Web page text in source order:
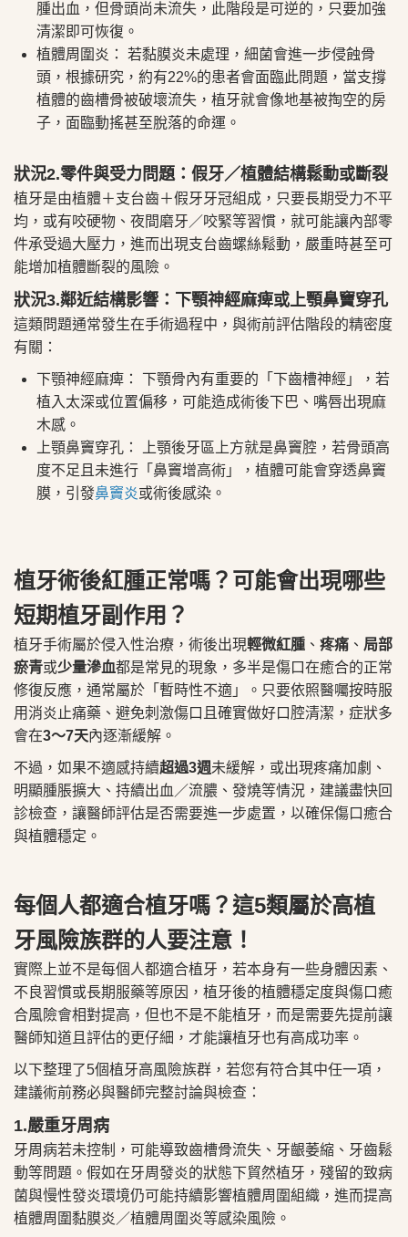
腫出血，但骨頭尚未流失，此階段是可逆的，只要加強
清潔即可恢復。
植體周圍炎： 若黏膜炎未處理，細菌會進一步侵蝕骨
頭，根據研究，約有22%的患者會面臨此問題，當支撐
植體的齒槽骨被破壞流失，植牙就會像地基被掏空的房
子，面臨動搖甚至脫落的命運。
狀況2.零件與受力問題：假牙／植體結構鬆動或斷裂
植牙是由植體＋支台齒＋假牙牙冠組成，只要長期受力不平
均，或有咬硬物、夜間磨牙／咬緊等習慣，就可能讓內部零
件承受過大壓力，進而出現支台齒螺絲鬆動，嚴重時甚至可
能增加植體斷裂的風險。
狀況3.鄰近結構影響：下顎神經麻痺或上顎鼻竇穿孔
這類問題通常發生在手術過程中，與術前評估階段的精密度
有關：
下顎神經麻痺： 下顎骨內有重要的「下齒槽神經」，若
植入太深或位置偏移，可能造成術後下巴、嘴唇出現麻
木感。
上顎鼻竇穿孔： 上顎後牙區上方就是鼻竇腔，若骨頭高
度不足且未進行「鼻竇增高術」，植體可能會穿透鼻竇
膜，引發鼻竇炎或術後感染。
植牙術後紅腫正常嗎？可能會出現哪些
短期植牙副作用？
植牙手術屬於侵入性治療，術後出現輕微紅腫 、 疼痛 、 局部
瘀青或少量滲血都是常見的現象，多半是傷口在癒合的正常
修復反應，通常屬於「暫時性不適」。只要依照醫囑按時服
用消炎止痛藥、避免刺激傷口且確實做好口腔清潔，症狀多
會在3～7天內逐漸緩解。
不過，如果不適感持續超過3週未緩解，或出現疼痛加劇、
明顯腫脹擴大、持續出血／流膿、發燒等情況，建議盡快回
診檢查，讓醫師評估是否需要進一步處置，以確保傷口癒合
與植體穩定。
每個人都適合植牙嗎？這5類屬於高植
牙風險族群的人要注意！
實際上並不是每個人都適合植牙，若本身有一些身體因素、
不良習慣或長期服藥等原因，植牙後的植體穩定度與傷口癒
合風險會相對提高，但也不是不能植牙，而是需要先提前讓
醫師知道且評估的更仔細，才能讓植牙也有高成功率。
以下整理了5個植牙高風險族群，若您有符合其中任一項，
建議術前務必與醫師完整討論與檢查：
1.嚴重牙周病
牙周病若未控制，可能導致齒槽骨流失、牙齦萎縮、牙齒鬆
動等問題。假如在牙周發炎的狀態下貿然植牙，殘留的致病
菌與慢性發炎環境仍可能持續影響植體周圍組織，進而提高
植體周圍黏膜炎／植體周圍炎等感染風險。